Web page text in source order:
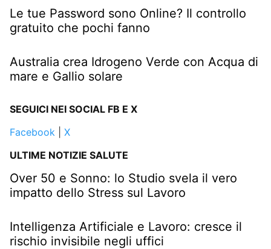
Le tue Password sono Online? Il controllo
gratuito che pochi fanno
Australia crea Idrogeno Verde con Acqua di
mare e Gallio solare
SEGUICI NEI SOCIAL FB E X
Facebook
X
ULTIME NOTIZIE SALUTE
Over 50 e Sonno: lo Studio svela il vero
impatto dello Stress sul Lavoro
Intelligenza Artificiale e Lavoro: cresce il
rischio invisibile negli uffici